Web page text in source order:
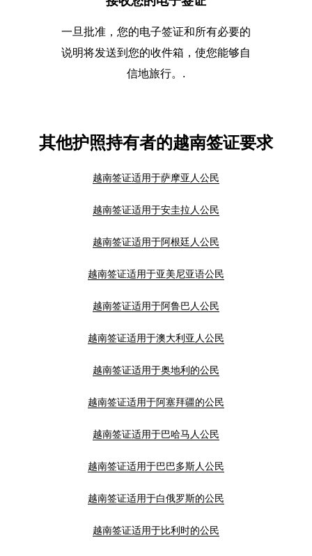
一旦批准，您的电子签证和所有必要的
说明将发送到您的收件箱，使您能够自
信地旅行。.
其他护照持有者的越南签证要求
越南签证适用于萨摩亚人公民
越南签证适用于安圭拉人公民
越南签证适用于阿根廷人公民
越南签证适用于亚美尼亚语公民
越南签证适用于阿鲁巴人公民
越南签证适用于澳大利亚人公民
越南签证适用于奥地利的公民
越南签证适用于阿塞拜疆的公民
越南签证适用于巴哈马人公民
越南签证适用于巴巴多斯人公民
越南签证适用于白俄罗斯的公民
越南签证适用于比利时的公民